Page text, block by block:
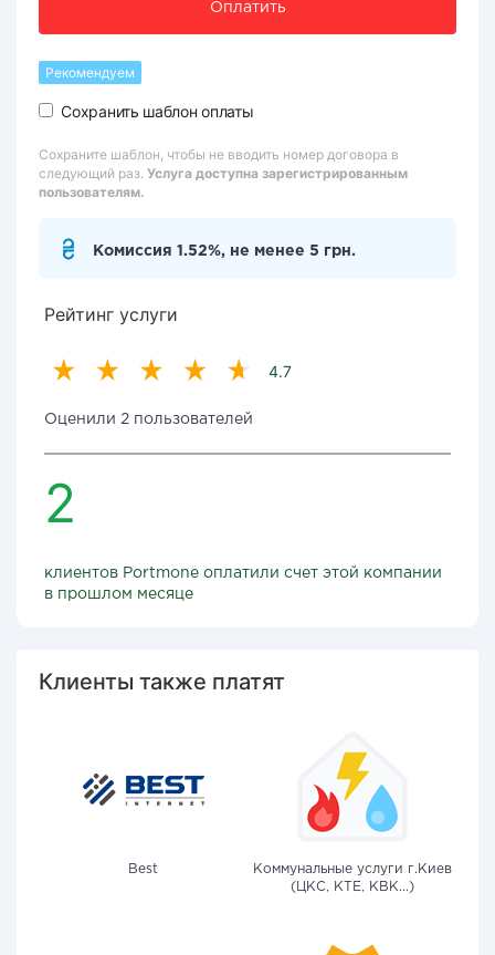
Оплатить
Рекомендуем
Сохранить шаблон оплаты
Сохраните шаблон, чтобы не вводить номер договора в
следующий раз. Услуга доступна зарегистрированным
пользователям.
Комиссия 1.52%, не менее 5 грн.
Рейтинг услуги
4.7
Оценили 2 пользователей
2
клиентов Portmone оплатили счет этой компании
в прошлом месяце
Клиенты также платят
Best
Коммунальные услуги г.Киев
(ЦКС, КТЕ, КВК...)